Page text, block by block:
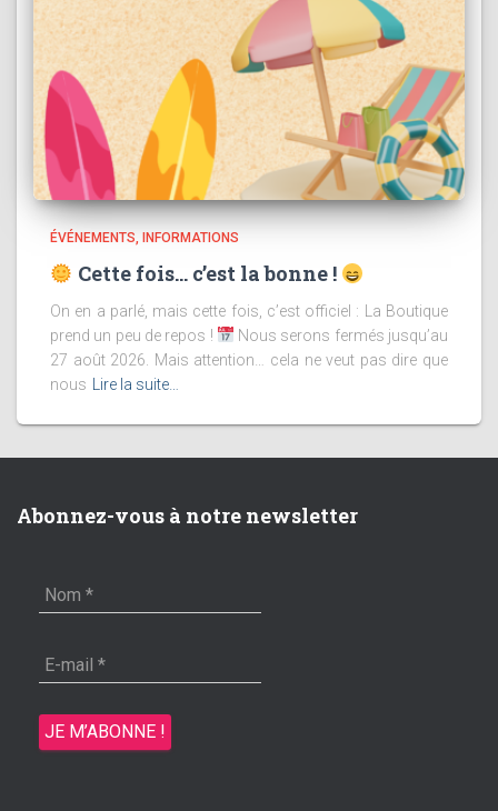
ÉVÉNEMENTS INFORMATIONS
Cette fois… c’est la bonne !
On en a parlé, mais cette fois, c’est officiel : La Boutique
prend un peu de repos !
Nous serons fermés jusqu’au
27 août 2026. Mais attention… cela ne veut pas dire que
nous
Lire la suite…
Abonnez-vous à notre newsletter